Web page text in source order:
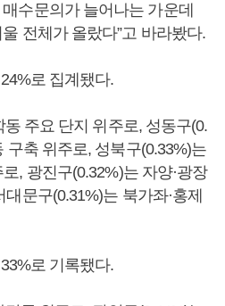
수문의가 늘어나는 가운데
전체가 올랐다”고 바라봤다.
로 집계됐다.
동 주요 단지 위주로, 성동구(0.
구축 위주로, 성북구(0.33%)는
, 광진구(0.32%)는 자양·광장
문구(0.31%)는 북가좌·홍제
로 기록됐다.